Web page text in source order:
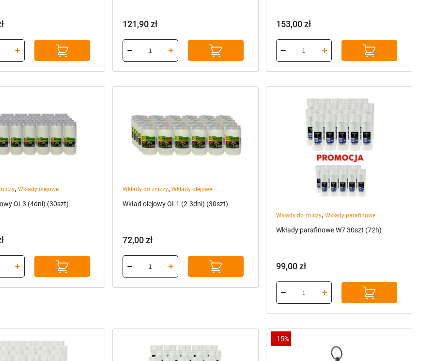
121,90zł 153,00zł
, Wkłady olejowe
OL3 (4dni) (30szt)
Wkłady do zniczy, Wkłady olejowe
Wkład olejowy OL1 (2-3dni) (30szt)
72,00zł
Wkłady do zniczy,Wkłady parafinowe
Wkłady parafinowe W7 30szt (72h)
99,00zł
- 15%